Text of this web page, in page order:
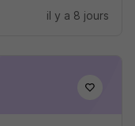
il y a 8 jours